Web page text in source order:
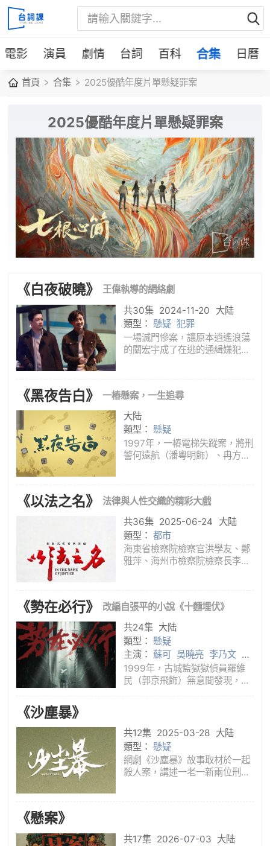
電影 演員 劇情 台詞 百科 合集 日曆
首頁 合集 2025優酷年度片單懸疑罪案
2025優酷年度片單懸疑罪案
《白夜破曉》
王偉執導的網絡劇
共30集 2024-11-20
大陆
類型： 懸疑 犯罪
一場滅門慘案，讓原本逍遙浪蕩
的關宏宇成了在逃的通緝嫌犯。
峰參與滅門案的調查工作，關宏
峰義憤辭職。調任了代支隊長的
周巡
《黑夜告白》
一樁懸案，一生追尋
大陆
類型： 懸疑
1997年，一樁電梯失蹤案，將刑
警何遠航（潘粵明飾）、冉方旭
人生迷茫，堅守正義，以樂觀堅
韌化解磨難。
《以法之名》
法律與人性交織的精彩大戲
共36集 2025-06-24
大陆
類型： 都市
海東省檢察院檢察官洪學友、鄭
雅萍、海州市檢察院檢察長李棟
人員在案件辦理過程中徇私枉
法。在省委政法委、省掃黑辦、
省
《勢在必行》
改編自張平的小說《十麵埋伏》
共24集 大陆
類型： 懸疑
主演： 蘇可 吳曉亮 李乃文 郭
京飛
1999年，古城監獄獄偵員羅維
民（郭京飛飾）無意間發現，正
案時，卻遭到了無法預想的層層
阻力，羅維民與戰友趙中和（李
乃文飾
《沙塵暴》
共12集 2025-03-28 大陆
類型： 懸疑
網劇《沙塵暴》故事取材於一起
殺人案，講述一老一新兩位刑警
《懸案》
共17集 2026-07-03 大陆